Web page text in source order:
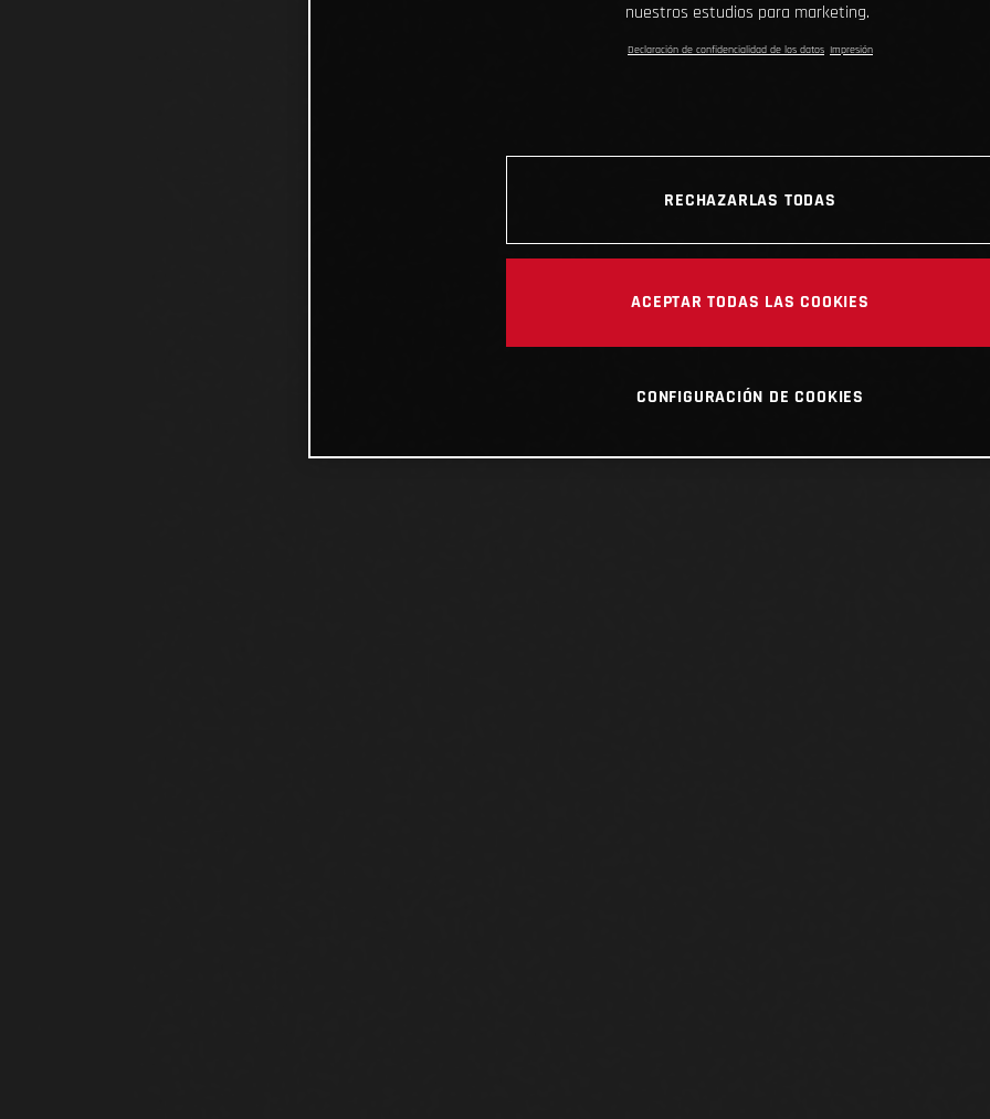
nuestros estudios para marketing.
Declaración de confidencialidad de los datos Impresión
RECHAZARLAS TODAS
ACEPTAR TODAS LAS COOKIES
CONFIGURACIÓN DE COOKIES